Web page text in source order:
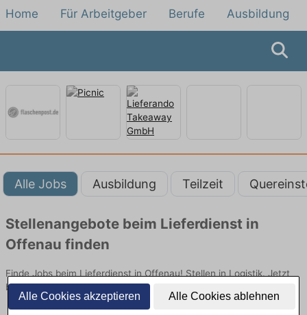
Alle Cookies akzeptieren Alle Cookies ablehnen
Home Für Arbeitgeber Berufe Ausbildung
Alle Jobs Ausbildung Teilzeit
Stellenangebote beim Lieferdienst in
Offenau finden
Finde Jobs beim Lieferdienst in Offenau! Stellen in Logistik. Jetzt
bewerben!